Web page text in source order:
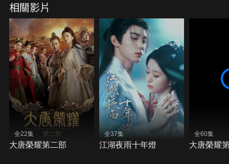
相關影片
全22集
大唐榮耀第二部
全37集
江湖夜雨十年燈
全60集
大唐榮耀